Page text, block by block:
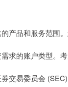
产品和服务范围
求的账户类型。
交易委员会